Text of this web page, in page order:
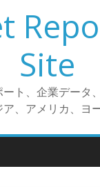
Site
ト、企業データ
、アメリカ、ヨ